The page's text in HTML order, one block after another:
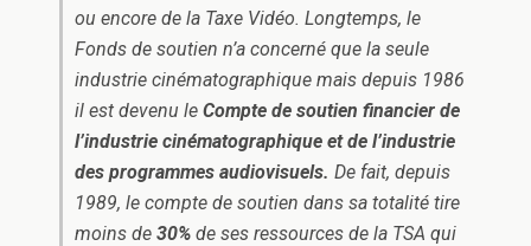
ou encore de la Taxe Vidéo. Longtemps, le
Fonds de soutien n’a concerné que la seule
industrie cinématographique mais depuis 1986
il est devenu le Compte de soutien financier de
l’industrie cinématographique et de l’industrie
des programmes audiovisuels. De fait, depuis
1989, le compte de soutien dans sa totalité tire
moins de 30% de ses ressources de la TSA qui